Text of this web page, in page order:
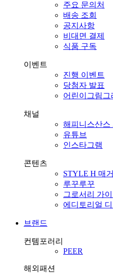
주요 문의처
배송 조회
공지사항
비대면 결제
식품 구독
이벤트
진행 이벤트
당첨자 발표
어린이그림그
채널
해피니스산스
유튜브
인스타그램
콘텐츠
STYLE H 매
루꾸루꾸
그로서리 가
에디토리얼
브랜드
컨템포러리
PEER
해외패션